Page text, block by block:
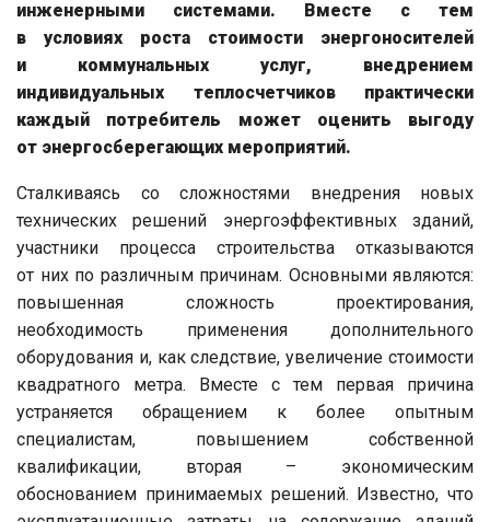
инженерными системами. Вместе с тем
в условиях роста стоимости энергоносителей
и коммунальных услуг, внедрением
индивидуальных теплосчетчиков практически
каждый потребитель может оценить выгоду
от энергосберегающих мероприятий.
Сталкиваясь со сложностями внедрения новых
технических решений энергоэффективных зданий,
участники процесса строительства отказываются
от них по различным причинам. Основными являются:
повышенная сложность проектирования,
необходимость применения дополнительного
оборудования и, как следствие, увеличение стоимости
квадратного метра. Вместе с тем первая причина
устраняется обращением к более опытным
специалистам, повышением собственной
квалификации, вторая – экономическим
обоснованием принимаемых решений. Известно, что